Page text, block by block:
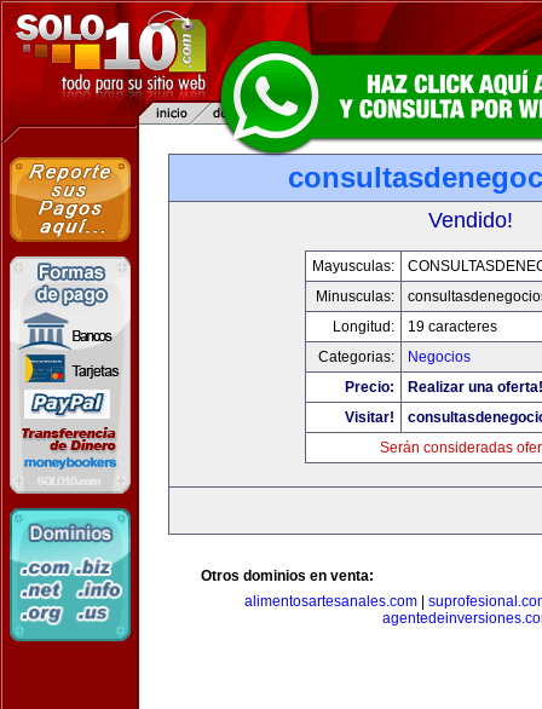
Vendido!
Mayusculas:
Minusculas:
Longitud:
19 caracteres
Categorias:
Negocios
Precio:
Realizar una oferta!
Visitar!
Serán consideradas
Otros dominios en venta:
alimentosartesanales.com